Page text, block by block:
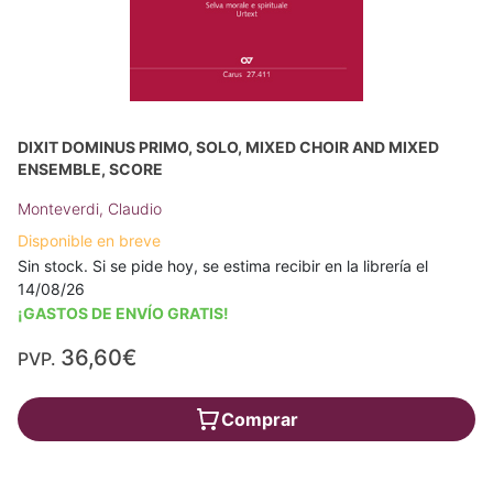
DIXIT DOMINUS PRIMO, SOLO, MIXED CHOIR AND MIXED
ENSEMBLE, SCORE
Monteverdi, Claudio
Disponible en breve
Sin stock. Si se pide hoy, se estima recibir en la librería el
14/08/26
¡GASTOS DE ENVÍO GRATIS!
PVP. 36,60€
Comprar